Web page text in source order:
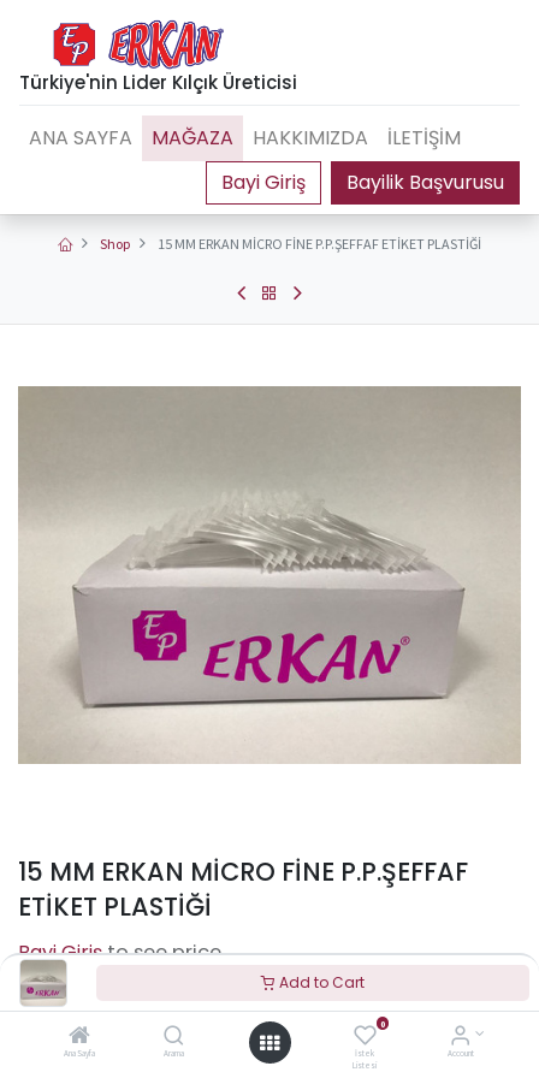
Add to Cart
Ana Sayfa Arama
0
İstek
Listesi
Account
Türkiye'nin Lider Kılçık Üreticisi
Bayilik Başvurusu
ANA SAYFA MAĞAZA HAKKIMIZDA İLETİŞİM
Shop 15 MM ERKAN MİCRO FİNE P.P.ŞEFFAF ETİKET PLASTİĞİ
15 MM ERKAN MİCRO FİNE P.P.ŞEFFAF
ETİKET PLASTİĞİ
to see price
Terms and Conditions